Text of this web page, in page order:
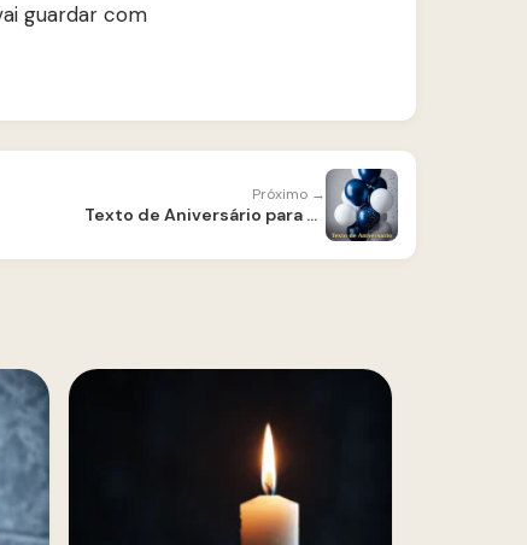
guardar com
Próximo →
Texto de Aniversário para Amigo